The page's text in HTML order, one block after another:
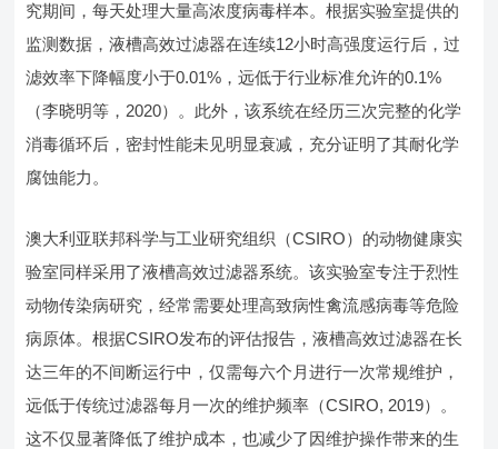
究期间，每天处理大量高浓度病毒样本。根据实验室提供的
监测数据，液槽高效过滤器在连续12小时高强度运行后，过
滤效率下降幅度小于0.01%，远低于行业标准允许的0.1%
（李晓明等，2020）。此外，该系统在经历三次完整的化学
消毒循环后，密封性能未见明显衰减，充分证明了其耐化学
腐蚀能力。
澳大利亚联邦科学与工业研究组织（CSIRO）的动物健康实
验室同样采用了液槽高效过滤器系统。该实验室专注于烈性
动物传染病研究，经常需要处理高致病性禽流感病毒等危险
病原体。根据CSIRO发布的评估报告，液槽高效过滤器在长
达三年的不间断运行中，仅需每六个月进行一次常规维护，
远低于传统过滤器每月一次的维护频率（CSIRO, 2019）。
这不仅显著降低了维护成本，也减少了因维护操作带来的生